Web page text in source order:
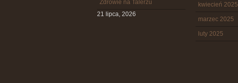
Zdrowie na Talerzu
21 lipca, 2026
kwiecień 2025
marzec 2025
luty 2025